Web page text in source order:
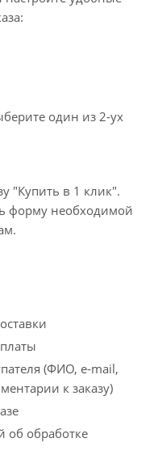
один из 2-ух
"Купить в 1 клик".
форму необходимой
(ФИО, e-mail,
к заказу)
об обработке